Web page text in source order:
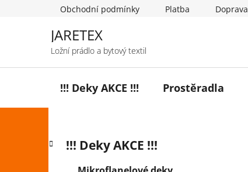
Obchodní podmínky Platba Doprava
JARETEX
Ložní prádlo a bytový textil
!!! Deky AKCE !!! Prostěradla
P
kategorie
K
a
!!! Deky AKCE !!!